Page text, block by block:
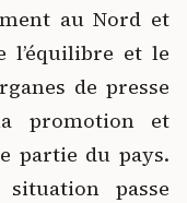
au Nord et
l’équilibre et le
de presse
promotion et
partie du pays.
passe